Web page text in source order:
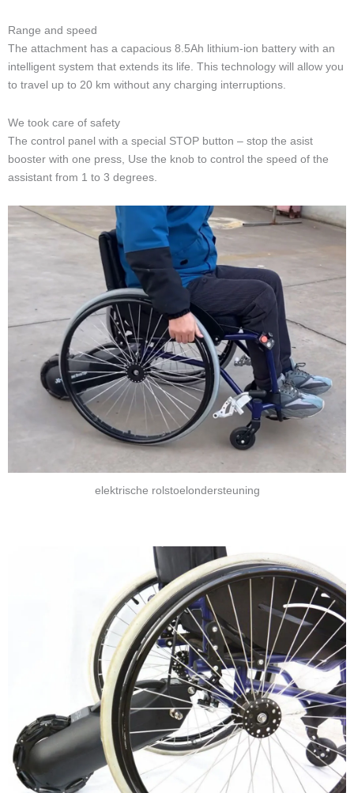
Range and speed
The attachment has a capacious 8.5Ah lithium-ion battery with an
intelligent system that extends its life. This technology will allow you
to travel up to 20 km without any charging interruptions.
We took care of safety
The control panel with a special STOP button – stop the asist
booster with one press, Use the knob to control the speed of the
assistant from 1 to 3 degrees.
elektrische rolstoelondersteuning